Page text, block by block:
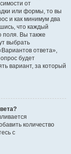
от
или формы, то вы
и как минимум два
что каждый
поля. Вы также
выбрать
ответа»,
будет
вариант, за который
количество
с